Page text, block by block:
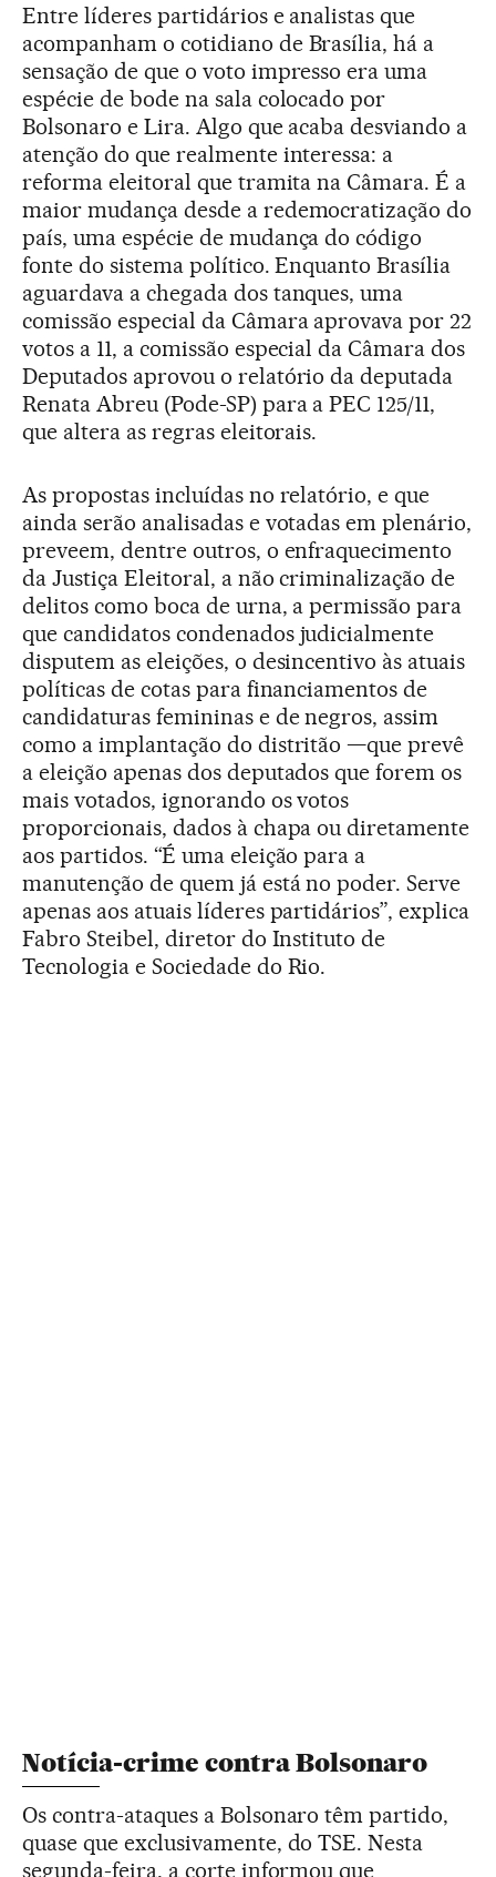
Entre líderes partidários e analistas que
acompanham o cotidiano de Brasília, há a
sensação de que o voto impresso era uma
espécie de bode na sala colocado por
Bolsonaro e Lira. Algo que acaba desviando a
atenção do que realmente interessa: a
reforma eleitoral que tramita na Câmara. É a
maior mudança desde a redemocratização do
país, uma espécie de mudança do código
fonte do sistema político. Enquanto Brasília
aguardava a chegada dos tanques, uma
comissão especial da Câmara aprovava por 22
votos a 11, a comissão especial da Câmara dos
Deputados aprovou o relatório da deputada
Renata Abreu (Pode-SP) para a PEC 125/11,
que altera as regras eleitorais.
As propostas incluídas no relatório, e que
ainda serão analisadas e votadas em plenário,
preveem, dentre outros, o enfraquecimento
da Justiça Eleitoral, a não criminalização de
delitos como boca de urna, a permissão para
que candidatos condenados judicialmente
disputem as eleições, o desincentivo às atuais
políticas de cotas para financiamentos de
candidaturas femininas e de negros, assim
como a implantação do distritão —que prevê
a eleição apenas dos deputados que forem os
mais votados, ignorando os votos
proporcionais, dados à chapa ou diretamente
aos partidos. “É uma eleição para a
manutenção de quem já está no poder. Serve
apenas aos atuais líderes partidários”, explica
Fabro Steibel, diretor do Instituto de
Tecnologia e Sociedade do Rio.
Notícia-crime contra Bolsonaro
Os contra-ataques a Bolsonaro têm partido,
quase que exclusivamente, do TSE. Nesta
segunda-feira, a corte informou que